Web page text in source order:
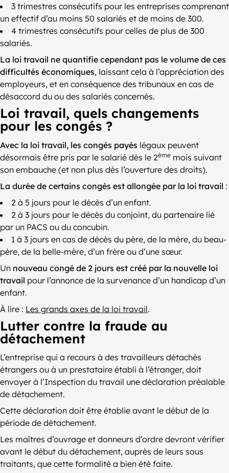
3 trimestres consécutifs pour les entreprises comprenant
un effectif d’au moins 50 salariés et de moins de 300.
4 trimestres consécutifs pour celles de plus de 300
salariés.
La loi travail ne quantifie cependant pas le volume de ces
difficultés économiques, laissant cela à l’appréciation des
employeurs, et en conséquence des tribunaux en cas de
désaccord du ou des salariés concernés.
Loi travail, quels changements
pour les congés ?
Avec la loi travail, les congés payés légaux peuvent
désormais être pris par le salarié dès le 2ème mois suivant
son embauche (et non plus dès l’ouverture des droits).
La durée de certains congés est allongée par la loi travail :
2 à 5 jours pour le décès d’un enfant.
2 à 3 jours pour le décès du conjoint, du partenaire lié
par un PACS ou du concubin.
1 à 3 jours en cas de décès du père, de la mère, du beau-
père, de la belle-mère, d’un frère ou d’une sœur.
Un nouveau congé de 2 jours est créé par la nouvelle loi
travail pour l’annonce de la survenance d’un handicap d’un
enfant.
À lire : Les grands axes de la loi travail.
Lutter contre la fraude au
détachement
L’entreprise qui a recours à des travailleurs détachés
étrangers ou à un prestataire établi à l’étranger, doit
envoyer à l’Inspection du travail une déclaration préalable
de détachement.
Cette déclaration doit être établie avant le début de la
période de détachement.
Les maîtres d’ouvrage et donneurs d’ordre devront vérifier
avant le début du détachement, auprès de leurs sous
traitants, que cette formalité a bien été faite.